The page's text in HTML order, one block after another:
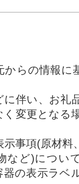
らの情報に
伴い、お礼
く変更となる
事項(原材料
など)につい
器の表示ラベ